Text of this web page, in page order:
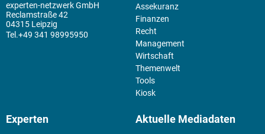
experten-netzwerk GmbH
Reclamstraße 42
04315 Leipzig
+49 341 98995950
Assekuranz
Finanzen
Recht
Management
Wirtschaft
Themenwelt
Tools
Kiosk
Experten Aktuelle Mediadaten